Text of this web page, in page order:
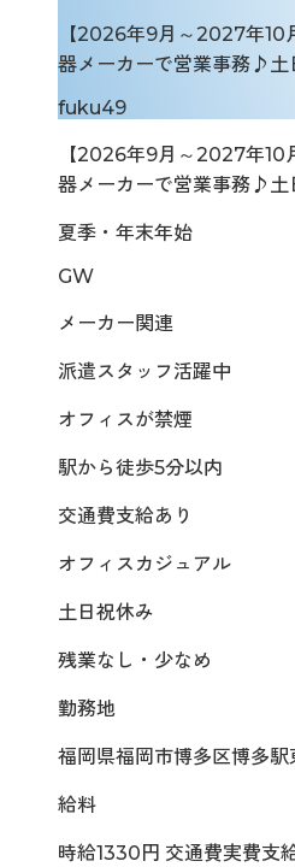
【2026年9月～2027年
器メーカーで営業事務♪
fuku49
【2026年9月～2027年
器メーカーで営業事務♪
夏季・年末年始
GW
メーカー関連
派遣スタッフ活躍中
オフィスが禁煙
駅から徒歩5分以内
交通費支給あり
オフィスカジュアル
土日祝休み
残業なし・少なめ
勤務地
福岡県福岡市博多区博多駅
給料
時給1330円 交通費実費支